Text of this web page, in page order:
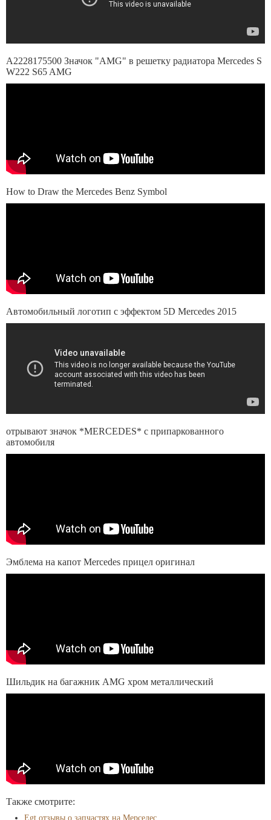
A2228175500 Значок "AMG" в решетку радиатора Mercedes S
W222 S65 AMG
How to Draw the Mercedes Benz Symbol
Автомобильный логотип с эффектом 5D Mercedes 2015
отрывают значок *MERCEDES* с припаркованного
автомобиля
Эмблема на капот Mercedes прицел оригинал
Шильдик на багажник AMG хром металлический
Также смотрите:
Egt отзывы о запчастях на Мерседес